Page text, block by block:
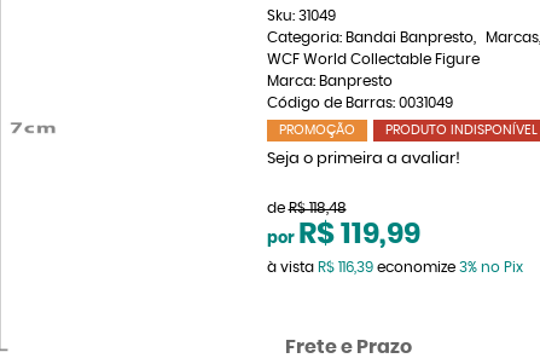
Sku: 31049
Categoria: Bandai Banpresto Marcas
WCF World Collectable Figure
Marca: Banpresto
Código de Barras: 0031049
PROMOÇÃO PRODUTO INDISPONÍVEL
Seja o primeira a avaliar!
de R$ 118,48
por R$ 119,99
à vista R$ 116,39economize 3% no Pix
Frete e Prazo